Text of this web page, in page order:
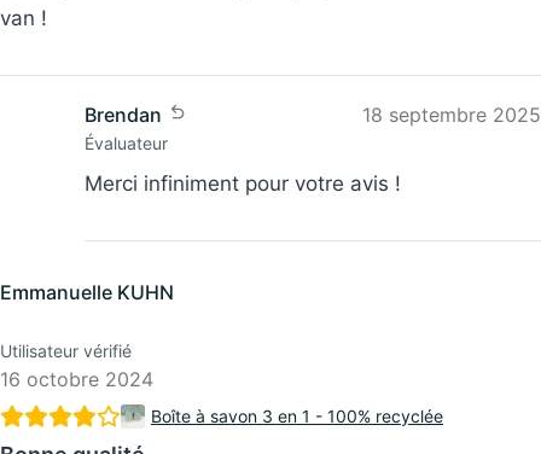
van !
Brendan
Évaluateur
18 septembre 2025
Merci infiniment pour votre avis !
Emmanuelle KUHN
16 octobre 2024
Boîte à savon 3 en 1 - 100% recyclée
Bonne qualité